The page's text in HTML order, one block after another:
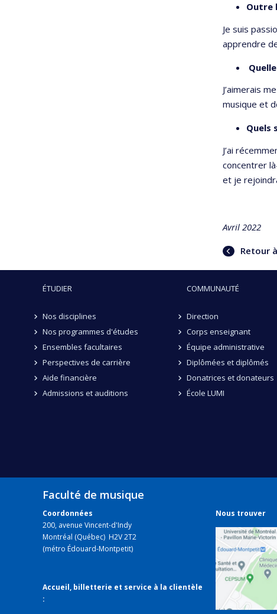
Outre
Je suis
apprendre
J’aimerais
musique et
Quels
J’ai
concentrer
et je
Avril 2022
Retour
ÉTUDIER
Nos disciplines
Nos programmes d'études
Ensembles facultaires
Perspectives de carrière
Aide financière
Admissions et auditions
COMMUNAUTÉ
Direction
Corps enseignant
Équipe administrative
Diplômées et diplômés
Donatrices et donateurs
École LUMI
Faculté de musique
Coordonnées
200, avenue Vincent-d'Indy
Montréal (Québec) H2V 2T2
(métro Édouard-Montpetit)
Accueil, billetterie et service à la clientèle
:
Nous trouver